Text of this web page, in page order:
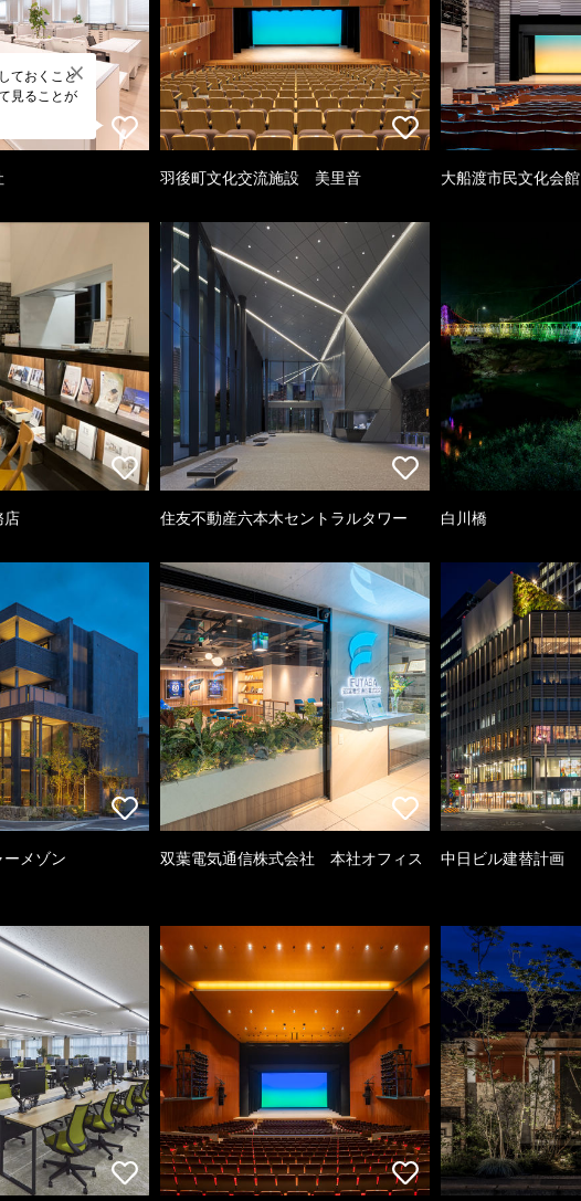
ておくこと
見ることが
羽後町文化交流施設 美里音 大船渡市民文化会館
店 住友不動産六本木セントラルタワー 白川橋
メゾン
双葉電気通信株式会社 本社オフィス 中日ビル建替計画